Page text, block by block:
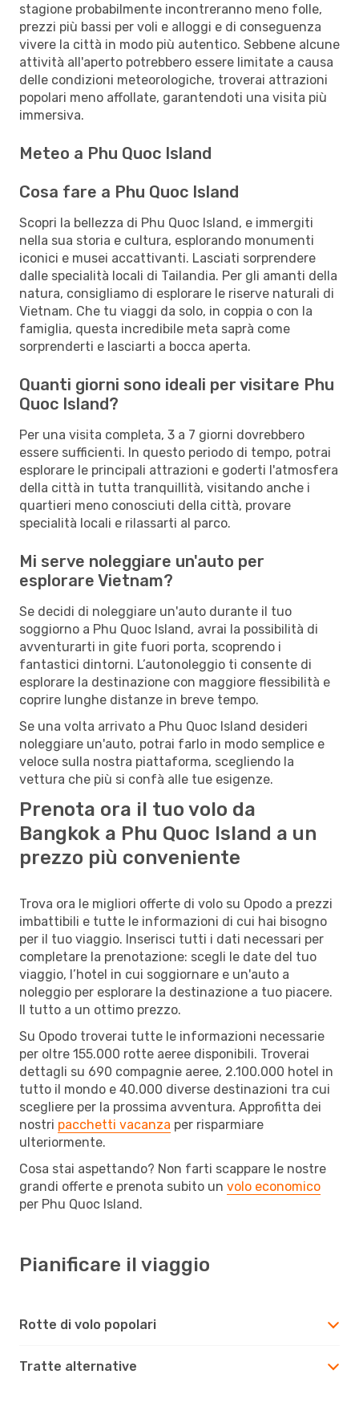
stagione probabilmente incontreranno meno folle,
prezzi più bassi per voli e alloggi e di conseguenza
vivere la città in modo più autentico. Sebbene alcune
attività all'aperto potrebbero essere limitate a causa
delle condizioni meteorologiche, troverai attrazioni
popolari meno affollate, garantendoti una visita più
immersiva.
Meteo a Phu Quoc Island
Cosa fare a Phu Quoc Island
Scopri la bellezza di Phu Quoc Island, e immergiti
nella sua storia e cultura, esplorando monumenti
iconici e musei accattivanti. Lasciati sorprendere
dalle specialità locali di Tailandia. Per gli amanti della
natura, consigliamo di esplorare le riserve naturali di
Vietnam. Che tu viaggi da solo, in coppia o con la
famiglia, questa incredibile meta saprà come
sorprenderti e lasciarti a bocca aperta.
Quanti giorni sono ideali per visitare Phu
Quoc Island?
Per una visita completa, 3 a 7 giorni dovrebbero
essere sufficienti. In questo periodo di tempo, potrai
esplorare le principali attrazioni e goderti l'atmosfera
della città in tutta tranquillità, visitando anche i
quartieri meno conosciuti della città, provare
specialità locali e rilassarti al parco.
Mi serve noleggiare un'auto per
esplorare Vietnam?
Se decidi di noleggiare un'auto durante il tuo
soggiorno a Phu Quoc Island, avrai la possibilità di
avventurarti in gite fuori porta, scoprendo i
fantastici dintorni. L’autonoleggio ti consente di
esplorare la destinazione con maggiore flessibilità e
coprire lunghe distanze in breve tempo.
Se una volta arrivato a Phu Quoc Island desideri
noleggiare un'auto, potrai farlo in modo semplice e
veloce sulla nostra piattaforma, scegliendo la
vettura che più si confà alle tue esigenze.
Prenota ora il tuo volo da
Bangkok a Phu Quoc Island a un
prezzo più conveniente
Trova ora le migliori offerte di volo su Opodo a prezzi
imbattibili e tutte le informazioni di cui hai bisogno
per il tuo viaggio. Inserisci tutti i dati necessari per
completare la prenotazione: scegli le date del tuo
viaggio, l’hotel in cui soggiornare e un'auto a
noleggio per esplorare la destinazione a tuo piacere.
Il tutto a un ottimo prezzo.
Su Opodo troverai tutte le informazioni necessarie
per oltre 155.000 rotte aeree disponibili. Troverai
dettagli su 690 compagnie aeree, 2.100.000 hotel in
tutto il mondo e 40.000 diverse destinazioni tra cui
scegliere per la prossima avventura. Approfitta dei
nostri pacchetti vacanza per risparmiare
ulteriormente.
Cosa stai aspettando? Non farti scappare le nostre
grandi offerte e prenota subito un volo economico
per Phu Quoc Island.
Pianificare il viaggio
Rotte di volo popolari
Tratte alternative